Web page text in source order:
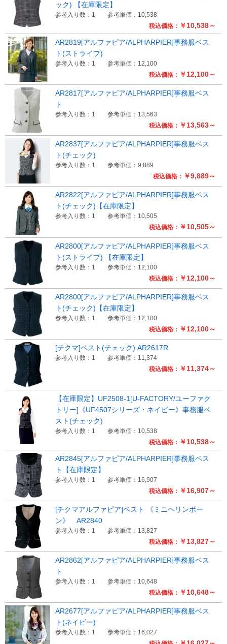
税込価格： ￥10,538～
ック) 【在庫限定】
参考入り数：1 参考単価：10,538
税込価格： ￥12,100～
AR2819[アルファピア/ALPHARPIER]事務服ベス
ト(ストライプ)
参考入り数：1 参考単価：12,100
税込価格： ￥13,563～
AR2817[アルファピア/ALPHARPIER]事務服ベス
ト
参考入り数：1 参考単価：13,563
税込価格： ￥9,889～
AR2837[アルファピア/ALPHARPIER]事務服ベス
ト(チェック)
参考入り数：1 参考単価：9,889
税込価格： ￥10,505～
AR2822[アルファピア/ALPHARPIER]事務服ベス
ト(チェック)【在庫限定】
参考入り数：1 参考単価：10,505
税込価格： ￥12,100～
AR2800[アルファピア/ALPHARPIER]事務服ベス
ト(ストライプ) 【在庫限定】
参考入り数：1 参考単価：12,100
税込価格： ￥12,100～
AR2800[アルファピア/ALPHARPIER]事務服ベス
ト(チェック)【在庫限定】
参考入り数：1 参考単価：12,100
税込価格： ￥11,374～
[チクマ]ベスト(チェック) AR2617R
参考入り数：1 参考単価：11,374
税込価格： ￥10,538～
【在庫限定】UF2508-1[U-FACTORY/ユーファク
トリー]《UF4507シリーズ・ネイビー》事務服ベ
スト(チェック)
参考入り数：1 参考単価：10,538
税込価格： ￥16,907～
AR2845[アルファピア/ALPHARPIER]事務服ベス
ト【在庫限定】
参考入り数：1 参考単価：16,907
税込価格： ￥13,827～
[チクマアルファピア]ベスト 《ミニヘリンボー
ン》 AR2840
参考入り数：1 参考単価：13,827
税込価格： ￥10,648～
AR2862[アルファピア/ALPHARPIER]事務服ベス
ト
参考入り数：1 参考単価：10,648
AR2677[アルファピア/ALPHARPIER]事務服ベス
ト(ネイビー)
参考入り数：1 参考単価：16,027